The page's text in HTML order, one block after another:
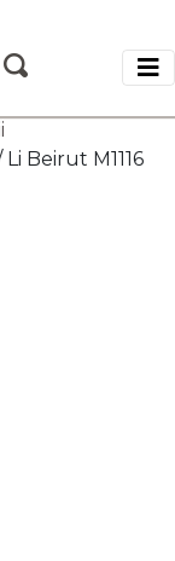
Li Beirut M1116